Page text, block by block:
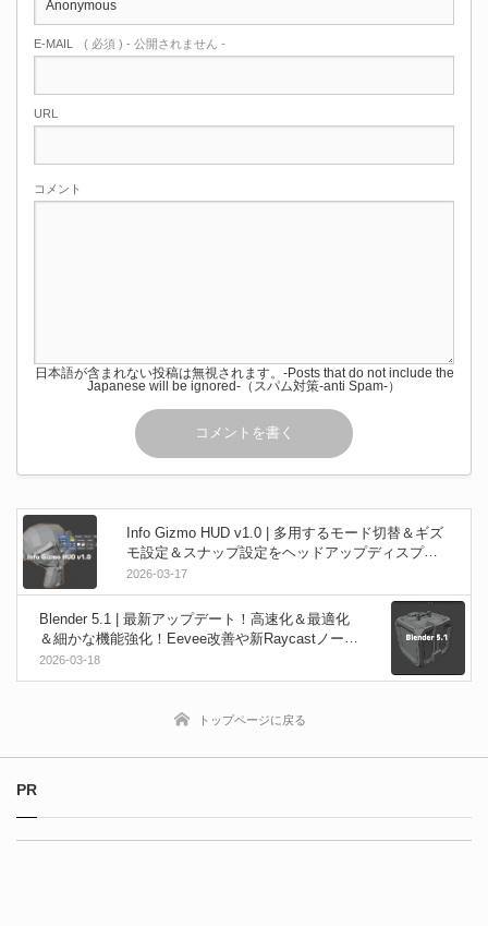
E-MAIL ( 必須 ) - 公開されません -
URL
コメント
日本語が含まれない投稿は無視されます。-Posts that do not include the
Japanese will be ignored-（スパム対策-anti Spam-）
Info Gizmo HUD v1.0 | 多用するモード切替＆ギズ
モ設定＆スナップ設定をヘッドアップディスプレ
イに表示可能な無料のBlenderアドオンが登場！
2026-03-17
Blender 5.1 | 最新アップデート！高速化＆最適化
＆細かな機能強化！Eevee改善や新Raycastノー
ド！ボーン情報取得GeoNodeなどなど！
2026-03-18
トップページに戻る
PR